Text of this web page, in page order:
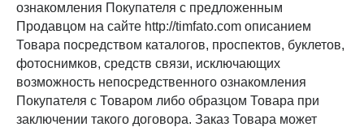
ознакомления Покупателя с предложенным
Продавцом на сайте http://timfato.com описанием
Товара посредством каталогов, проспектов, буклетов,
фотоснимков, средств связи, исключающих
возможность непосредственного ознакомления
Покупателя с Товаром либо образцом Товара при
заключении такого договора. Заказ Товара может